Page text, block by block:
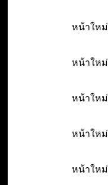
หน้าใหม่
หน้าใหม่
หน้าใหม่
หน้าใหม่
หน้าใหม่